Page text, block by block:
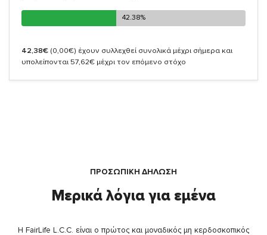
42.38%
42.38%
42,38€ (0,00€) έχουν συλλεχθεί συνολικά μέχρι σήμερα και
υπολείπονται 57,62€ μέχρι τον επόμενο στόχο
ΠΡΟΣΩΠΙΚΗ ΔΗΛΩΣΗ
Μερικά λόγια για εμένα
Η FairLife L.C.C. είναι ο πρώτος και μοναδικός μη κερδοσκοπικός